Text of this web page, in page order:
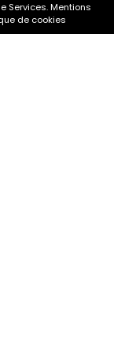
Services.Mentions
de cookies